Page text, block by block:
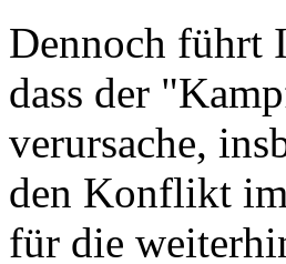
Dennoch führt
dass der
verursache,
den Konflikt im
für die